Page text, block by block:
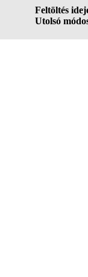
Feltöltés
Utolsó